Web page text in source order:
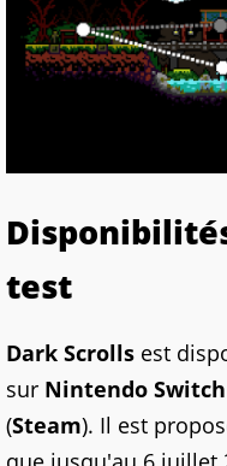
test
Dark Scrolls est
sur Nintendo Switch
(Steam). Il est